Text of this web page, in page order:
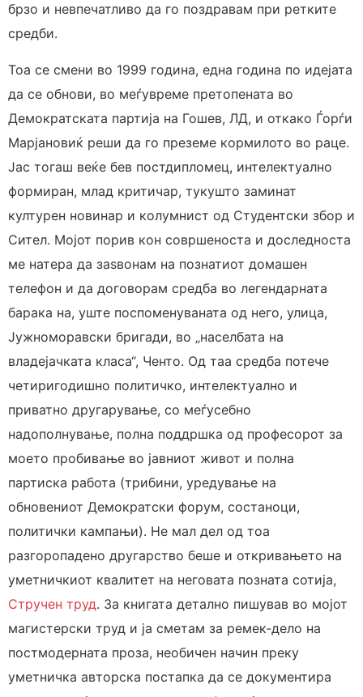
брзо и невпечатливо да го поздравам при ретките
средби.
Тоа се смени во 1999 година, една година по идејата
да се обнови, во меѓувреме претопената во
Демократската партија на Гошев, ЛД, и откако Ѓорѓи
Марјановиќ реши да го преземе кормилото во раце.
Јас тогаш веќе бев постдипломец, интелектуално
формиран, млад критичар, тукушто заминат
културен новинар и колумнист од Студентски збор и
Сител. Мојот порив кон совршеноста и доследноста
ме натера да заѕвонам на познатиот домашен
телефон и да договорам средба во легендарната
барака на, уште поспоменуваната од него, улица,
Јужноморавски бригади, во „населбата на
владејачката класа“, Ченто. Од таа средба потече
четиригодишно политичко, интелектуално и
приватно другарување, со меѓусебно
надополнување, полна поддршка од професорот за
моето пробивање во јавниот живот и полна
партиска работа (трибини, уредување на
обновениот Демократски форум, состаноци,
политички кампањи). Не мал дел од тоа
разгоропадено другарство беше и откривањето на
уметничкиот квалитет на неговата позната сотија,
Стручен труд. За книгата детално пишував во мојот
магистерски труд и ја сметам за ремек-дело на
постмодерната проза, необичен начин преку
уметничка авторска постапка да се документира